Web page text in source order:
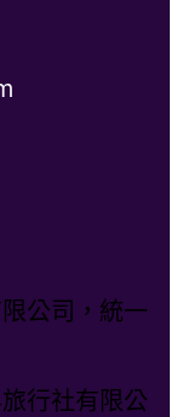
公司，統一
行社有限公